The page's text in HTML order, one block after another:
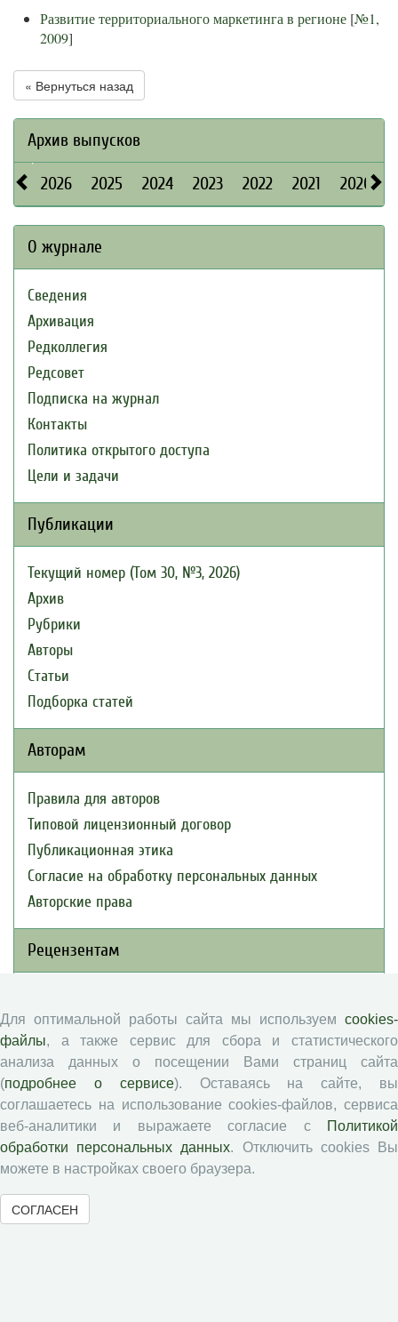
Развитие территориального маркетинга в регионе [№1,
2009]
« Вернуться назад
Архив выпусков
2026 2025 2024 2023 2022 2021 2020
О журнале
Сведения
Архивация
Редколлегия
Редсовет
Подписка на журнал
Контакты
Политика открытого доступа
Цели и задачи
Публикации
Текущий номер (Том 30, №3, 2026)
Архив
Рубрики
Авторы
Статьи
Подборка статей
Авторам
Правила для авторов
Типовой лицензионный договор
Публикационная этика
Согласие на обработку персональных данных
Авторские права
Рецензентам
Положение о рецензировании
Форма рецензии
Экономические и социальные перемены
Проблемы развития территории
Вопросы территориального развития
Для оптимальной работы сайта мы используем cookies-
файлы, а также сервис для сбора и статистического
анализа данных о посещении Вами страниц сайта
(подробнее о сервисе). Оставаясь на сайте, вы
соглашаетесь на использование cookies-файлов, сервиса
веб-аналитики и выражаете согласие с
Политикой
обработки персональных данных. Отключить cookies Вы
можете в настройках своего браузера.
СОГЛАСЕН